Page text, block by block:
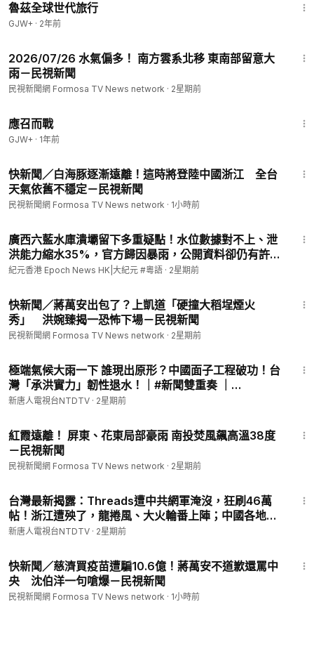
魯茲全球世代旅行
GJW+ · 2年前
2026/07/26 水氣偏多！ 南方雲系北移 東南部留意大
雨－民視新聞
民視新聞網 Formosa TV News network · 2星期前
應召而戰
GJW+ · 1年前
快新聞／白海豚逐漸遠離！這時將登陸中國浙江 全台
天氣依舊不穩定－民視新聞
民視新聞網 Formosa TV News network · 1小時前
廣西六藍水庫潰壩留下多重疑點！水位數據對不上、泄
洪能力縮水35%，官方歸因暴雨，公開資料卻仍有許多
問題待釐清 l#紀元香港 粵語
紀元香港 Epoch News HK|大紀元 #粵語 · 2星期前
快新聞／蔣萬安出包了？上凱道「硬撞大稻埕煙火
秀」 洪婉臻揭一恐怖下場－民視新聞
民視新聞網 Formosa TV News network · 2星期前
極端氣候大雨一下 誰現出原形？中國面子工程破功！台
灣「承洪實力」韌性退水！｜#新聞雙重奏 ｜
202607022 (三)｜新聞大視野
新唐人電視台NTDTV · 2星期前
紅霞遠離！ 屏東、花東局部豪雨 南投焚風飆高溫38度
－民視新聞
民視新聞網 Formosa TV News network · 2星期前
台灣最新揭露：Threads遭中共網軍淹沒，狂刷46萬
帖！浙江遭殃了，龍捲風、大火輪番上陣；中國各地洪
災持續，四川竟然晴天發洪災，水到底是從哪裡來的？
新唐人電視台NTDTV · 2星期前
快新聞／慈濟買疫苗遭騙10.6億！蔣萬安不道歉還罵中
央 沈伯洋一句嗆爆－民視新聞
民視新聞網 Formosa TV News network · 1小時前